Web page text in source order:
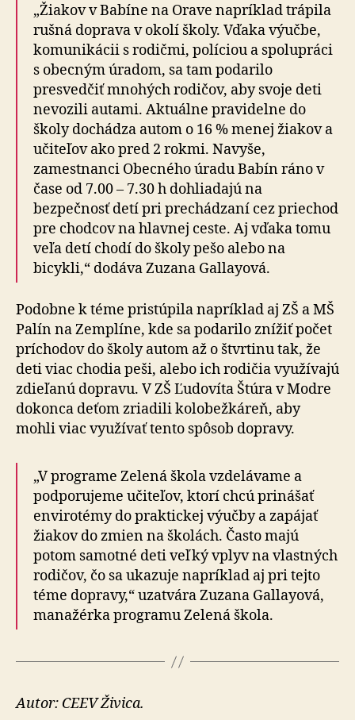
„Žiakov v Babíne na Orave napríklad trápila
rušná doprava v okolí školy. Vďaka výučbe,
komunikácii s rodičmi, políciou a spolupráci
s obecným úradom, sa tam podarilo
presvedčiť mnohých rodičov, aby svoje deti
nevozili autami. Aktuálne pravidelne do
školy dochádza autom o 16 % menej žiakov a
učiteľov ako pred 2 rokmi. Navyše,
zamestnanci Obecného úradu Babín ráno v
čase od 7.00 – 7.30 h dohliadajú na
bezpečnosť detí pri prechádzaní cez priechod
pre chodcov na hlavnej ceste. Aj vďaka tomu
veľa detí chodí do školy pešo alebo na
bicykli,“ dodáva Zuzana Gallayová.
Podobne k téme pristúpila napríklad aj ZŠ a MŠ
Palín na Zemplíne, kde sa podarilo znížiť počet
príchodov do školy autom až o štvrtinu tak, že
deti viac chodia peši, alebo ich rodičia využívajú
zdieľanú dopravu. V ZŠ Ľudovíta Štúra v Modre
dokonca deťom zriadili kolobežkáreň, aby
mohli viac využívať tento spôsob dopravy.
„V programe Zelená škola vzdelávame a
podporujeme učiteľov, ktorí chcú prinášať
envirotémy do praktickej výučby a zapájať
žiakov do zmien na školách. Často majú
potom samotné deti veľký vplyv na vlastných
rodičov, čo sa ukazuje napríklad aj pri tejto
téme dopravy,“ uzatvára Zuzana Gallayová,
manažérka programu Zelená škola.
Autor: CEEV Živica.